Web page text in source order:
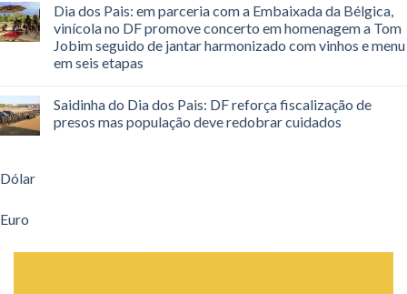
Dia dos Pais: em parceria com a Embaixada da Bélgica,
vinícola no DF promove concerto em homenagem a Tom
Jobim seguido de jantar harmonizado com vinhos e menu
em seis etapas
Saidinha do Dia dos Pais: DF reforça fiscalização de
presos mas população deve redobrar cuidados
Dólar
Euro